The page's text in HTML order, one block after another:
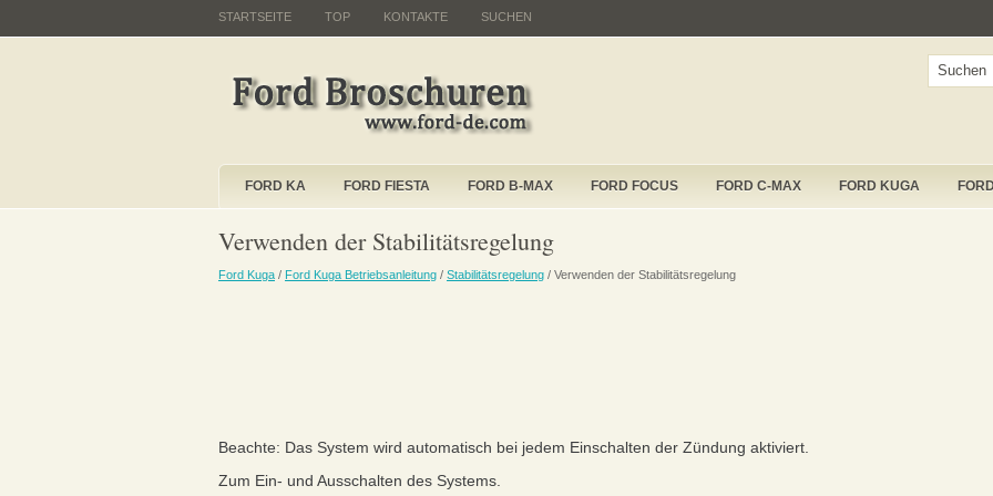
STARTSEITE TOP KONTAKTE SUCHEN
FORD KA FORD FIESTA FORD B-MAX FORD FOCUS FORD C-MAX FORD KUGA
Verwenden der Stabilitätsregelung
Ford Kuga / Ford Kuga Betriebsanleitung / Stabilitätsregelung / Verwenden der Stabilitätsregelung
Beachte: Das System wird automatisch bei jedem Einschalten der Zündung aktiviert.
Zum Ein- und Ausschalten des Systems.